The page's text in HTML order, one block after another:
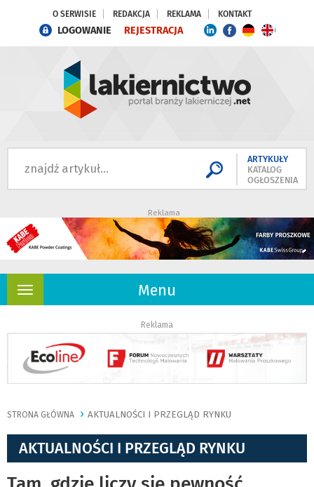
O SERWISIE REDAKCJA REKLAMA KONTAKT
LOGOWANIE REJESTRACJA
ARTYKUŁY
KATALOG
OGŁOSZENIA
Reklama
Menu
Rozwiń
Reklama
STRONA GŁÓWNA AKTUALNOŚCI I PRZEGLĄD RYNKU
AKTUALNOŚCI I PRZEGLĄD RYNKU